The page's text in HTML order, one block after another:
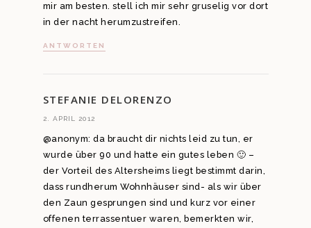
mir am besten. stell ich mir sehr gruselig vor dort
in der nacht herumzustreifen.
ANTWORTEN
STEFANIE DELORENZO
2. APRIL 2012
@anonym: da braucht dir nichts leid zu tun, er
wurde über 90 und hatte ein gutes leben 🙂 –
der Vorteil des Altersheims liegt bestimmt darin,
dass rundherum Wohnhäuser sind- als wir über
den Zaun gesprungen sind und kurz vor einer
offenen terrassentuer waren, bemerkten wir,